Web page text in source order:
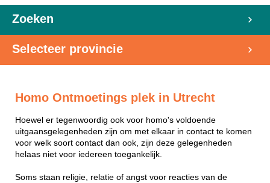
Zoeken
Selecteer provincie
Homo Ontmoetings plek in Utrecht
Hoewel er tegenwoordig ook voor homo's voldoende
uitgaansgelegenheden zijn om met elkaar in contact te komen
voor welk soort contact dan ook, zijn deze gelegenheden
helaas niet voor iedereen toegankelijk.
Soms staan religie, relatie of angst voor reacties van de